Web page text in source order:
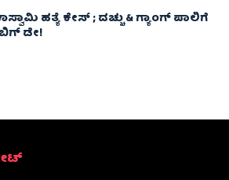
ಹತ್ಯೆ ಕೇಸ್‌ ; ದಚ್ಚು & ಗ್ಯಾಂಗ್ ಪಾಲಿಗೆ
ಡೇ!